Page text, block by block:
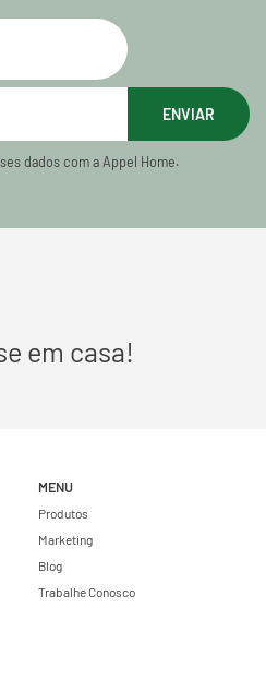
ENVIAR
dados com a Appel Home.
em casa!
MENU
Produtos
Marketing
Blog
Trabalhe Conosco